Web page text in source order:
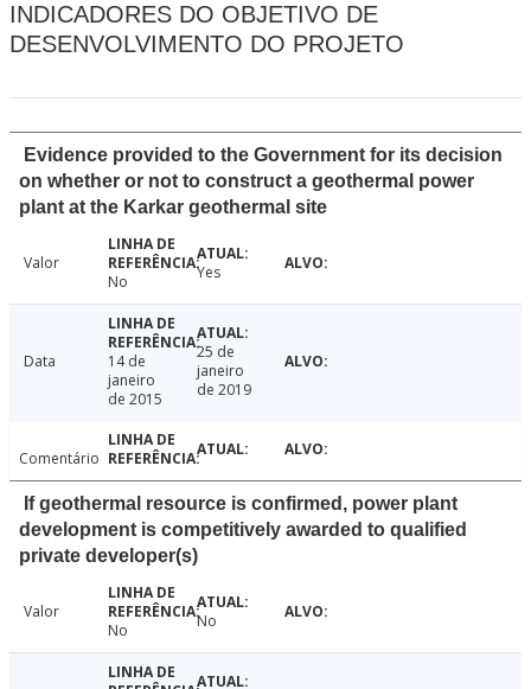
INDICADORES DO OBJETIVO DE
DESENVOLVIMENTO DO PROJETO
Evidence provided to the Government for its decision
on whether or not to construct a geothermal power
plant at the Karkar geothermal site
Valor
No
Yes
Data
14 de
janeiro
de 2015
25 de
janeiro
de 2019
Comentário
If geothermal resource is confirmed, power plant
development is competitively awarded to qualified
private developer(s)
Valor
No
No